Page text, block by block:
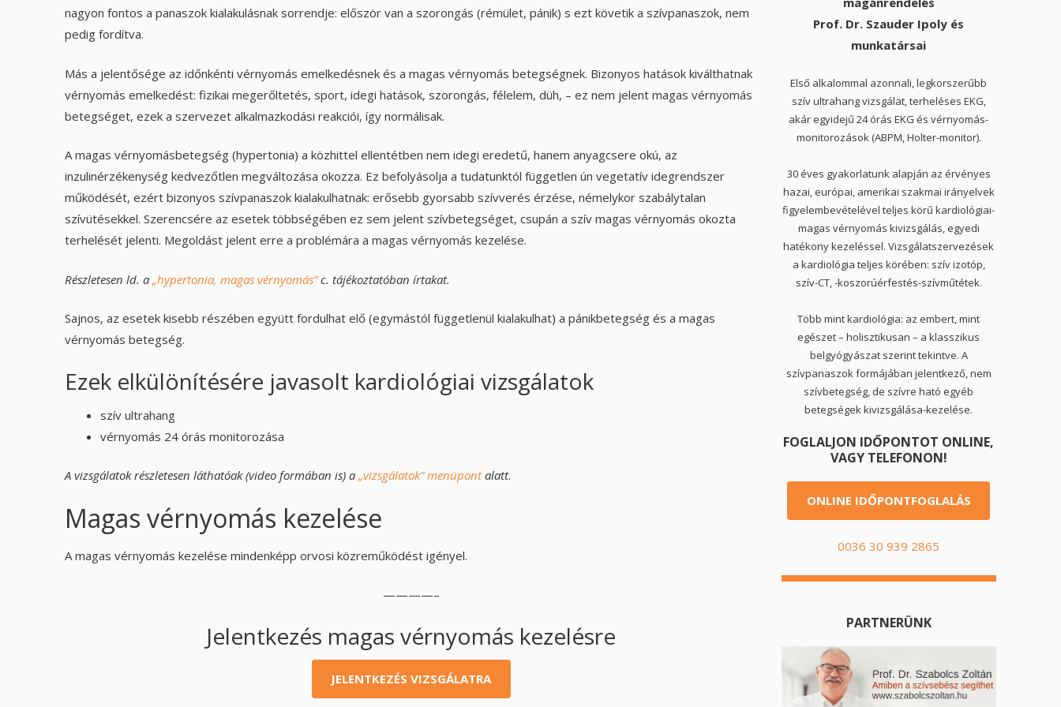
nagyon fontos a panaszok kialakulásnak sorrendje: először van a szorongás (rémület, pánik) s ezt követik a szívpanaszok, nem
pedig fordítva.
Más a jelentősége az időnkénti vérnyomás emelkedésnek és a magas vérnyomás betegségnek. Bizonyos hatások kiválthatnak
vérnyomás emelkedést: fizikai megerőltetés, sport, idegi hatások, szorongás, félelem, düh, – ez nem jelent magas vérnyomás
betegséget, ezek a szervezet alkalmazkodási reakciói, így normálisak.
A magas vérnyomásbetegség (hypertonia) a közhittel ellentétben nem idegi eredetű, hanem anyagcsere okú, az
inzulinérzékenység kedvezőtlen megváltozása okozza. Ez befolyásolja a tudatunktól független ún vegetatív idegrendszer
működését, ezért bizonyos szívpanaszok kialakulhatnak: erősebb gyorsabb szívverés érzése, némelykor szabálytalan
szívütésekkel. Szerencsére az esetek többségében ez sem jelent szívbetegséget, csupán a szív magas vérnyomás okozta
terhelését jelenti. Megoldást jelent erre a problémára a magas vérnyomás kezelése.
Részletesen ld. a „hypertonia, magas vérnyomás”c. tájékoztatóban írtakat.
Sajnos, az esetek kisebb részében együtt fordulhat elő (egymástól függetlenül kialakulhat) a pánikbetegség és a magas
vérnyomás betegség.
Ezek elkülönítésére javasolt kardiológiai vizsgálatok
szív ultrahang
vérnyomás 24 órás monitorozása
A vizsgálatok részletesen láthatóak (video formában is) a „vizsgálatok” menüpontalatt.
Magas vérnyomás kezelése
A magas vérnyomás kezelése mindenképp orvosi közreműködést igényel.
————–
Jelentkezés magas vérnyomás kezelésre
JELENTKEZÉS VIZSGÁLATRA
Prof. Dr. Szauder Ipoly és
munkatársai
Első alkalommal azonnali, legkorszerűbb
szív ultrahang vizsgálat, terheléses EKG,
akár egyidejű 24 órás EKG és vérnyomás-
monitorozások (ABPM, Holter-monitor).
30 éves gyakorlatunk alapján az érvényes
hazai, európai, amerikai szakmai irányelvek
figyelembevételével teljes körű kardiológiai-
magas vérnyomás kivizsgálás, egyedi
hatékony kezeléssel. Vizsgálatszervezések
a kardiológia teljes körében: szív izotóp,
szív-CT, -koszorúérfestés-szívműtétek.
Több mint kardiológia: az embert, mint
egészet – holisztikusan – a klasszikus
belgyógyászat szerint tekintve. A
szívpanaszok formájában jelentkező, nem
szívbetegség, de szívre ható egyéb
betegségek kivizsgálása-kezelése.
FOGLALJON IDŐPONTOT ONLINE,
VAGY TELEFONON!
ONLINE IDŐPONTFOGLALÁS
0036 30 939 2865
PARTNERÜNK